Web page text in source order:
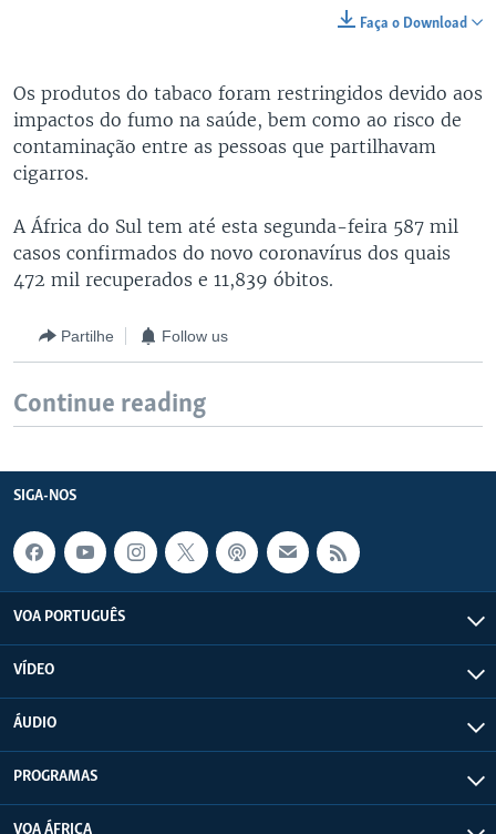
Faça o Download
Os produtos do tabaco foram restringidos devido aos
impactos do fumo na saúde, bem como ao risco de
contaminação entre as pessoas que partilhavam
cigarros.
A África do Sul tem até esta segunda-feira 587 mil
casos confirmados do novo coronavírus dos quais
472 mil recuperados e 11,839 óbitos.
Partilhe Follow us
Continue reading
SIGA-NOS
VOA PORTUGUÊS
VÍDEO
ÁUDIO
PROGRAMAS
VOA ÁFRICA